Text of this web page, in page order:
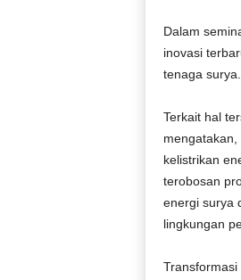
Dalam
inovasi
tenaga surya.
Terkait hal
kelistrikan
terobosan
energi surya
lingkungan